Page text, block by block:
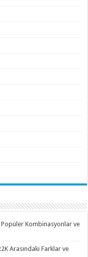
Popüler Kombinasyonlar ve
Arasındaki Farklar ve